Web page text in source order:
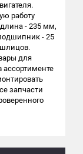
работу
- 235 мм,
- 25
для
ассортименте
запчасти